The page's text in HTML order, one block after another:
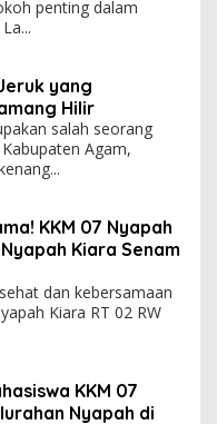
penting dalam
yang
Hilir
salah seorang
Agam,
KKM 07 Nyapah
Kiara Senam
dan kebersamaan
Kiara RT 02 RW
KKM 07
Nyapah di